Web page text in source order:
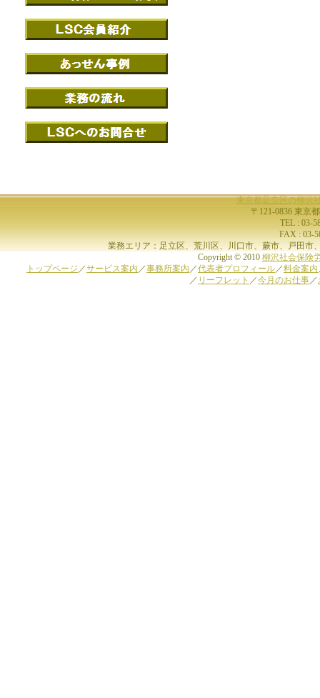
東京都足立区の柳沢
〒121-0836 東京
TEL : 03-
FAX : 03-
業務エリア：足立区、荒川区、川口市、蕨市、戸田市
Copyright © 2010 柳沢社会保険
トップページ ／サービス案内 ／事務所案内 ／代表者プロフィール／料金案内
／ リーフレット ／今月のお仕事／